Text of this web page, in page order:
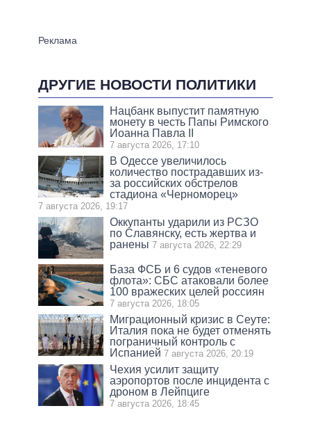
ДРУГИЕ НОВОСТИ ПОЛИТИКИ
Нацбанк выпустит памятную
монету в честь Папы Римского
Иоанна Павла II
7 августа 2026, 17:10
В Одессе увеличилось
количество пострадавших из-
за российских обстрелов
стадиона «Черноморец»
7 августа 2026, 19:17
Оккупанты ударили из РСЗО
по Славянску, есть жертва и
ранены 7 августа 2026, 22:29
База ФСБ и 6 судов «теневого
флота»: СБС атаковали более
100 вражеских целей россиян
7 августа 2026, 18:05
Миграционный кризис в Сеуте:
Италия пока не будет отменять
пограничный контроль с
Испанией 7 августа 2026, 20:19
Чехия усилит защиту
аэропортов после инцидента с
дроном в Лейпциге
7 августа 2026, 18:45